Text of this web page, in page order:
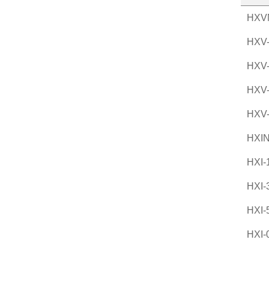
HXI-
HXI-
HXI-
HXI-